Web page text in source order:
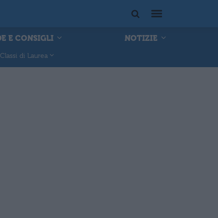
E CONSIGLI NOTIZIE
Classi di Laurea